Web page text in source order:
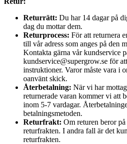
Returrätt: Du har 14 dagar på
dag du mottar dem.
Returprocess: För att returnera
till vår adress som anges på den
Kontakta gärna vår kundservice
kundservice@supergrow.se för
instruktioner. Varor måste vara i
oanvänt skick.
Återbetalning: När vi har
returnerade varan kommer vi att
inom 5-7 vardagar.
betalningsmetoden.
Returfrakt: Om returen beror
returfrakten. I andra fall är det
returfrakten.